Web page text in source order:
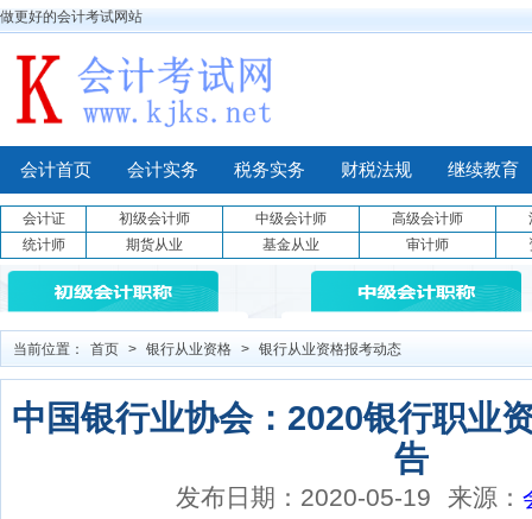
做更好的会计考试网站
会计首页 会计实务 税务实务 财税法规 继续教育
会计证 初级会计师 中级会计师 高级会计师
统计师
期货从业 基金从业 审计师
当前位置： 首页 > 银行从业资格 > 银行从业资格报考动态
中国银行业协会：2020银行职业
告
发布日期：2020-05-19 来源：